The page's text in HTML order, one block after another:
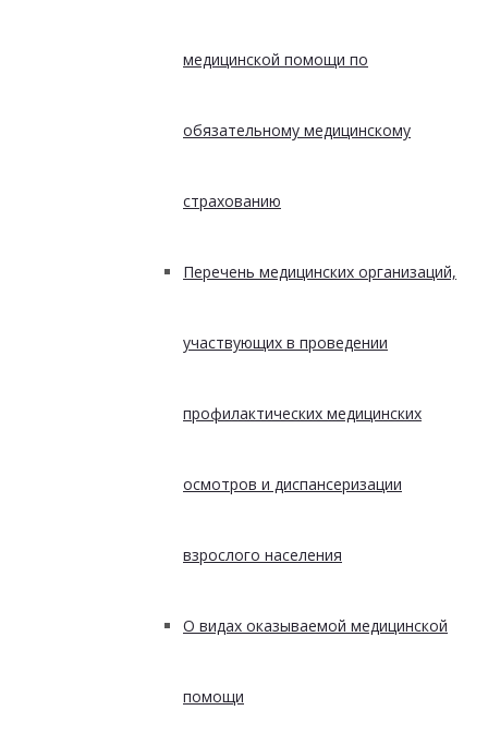
медицинской помощи по
обязательному медицинскому
страхованию
Перечень медицинских организаций,
участвующих в проведении
профилактических медицинских
осмотров и диспансеризации
взрослого населения
О видах оказываемой медицинской
помощи